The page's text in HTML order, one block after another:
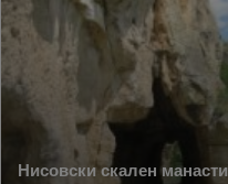
Нисовски скален